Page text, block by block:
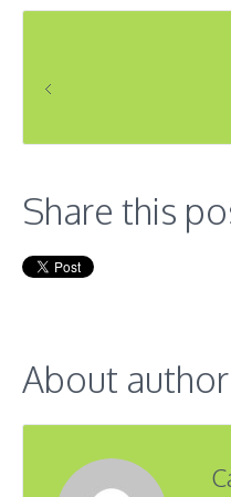
Share this
About author